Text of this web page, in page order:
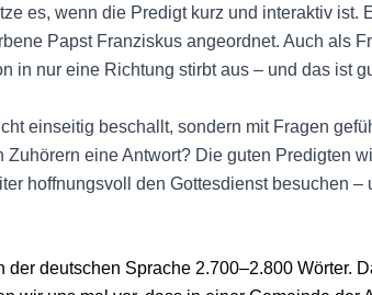
es, wenn die Predigt kurz und interaktiv ist.
Papst Franziskus angeordnet. Auch als
in nur eine Richtung stirbt aus – und das ist
einseitig beschallt, sondern mit Fragen
Zuhörern eine Antwort? Die guten Predigten
hoffnungsvoll den Gottesdienst besuchen –
der deutschen Sprache 2.700–2.800 Wörter.